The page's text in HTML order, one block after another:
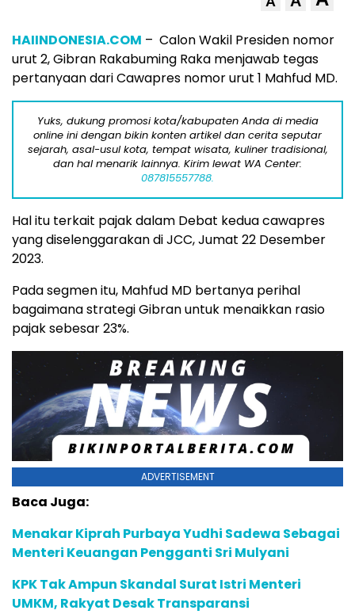
HAIINDONESIA.COM – Calon Wakil Presiden nomor
urut 2, Gibran Rakabuming Raka menjawab tegas
pertanyaan dari Cawapres nomor urut 1 Mahfud MD.
Yuks, dukung promosi kota/kabupaten Anda di media
online ini dengan bikin konten artikel dan cerita seputar
sejarah, asal-usul kota, tempat wisata, kuliner tradisional,
dan hal menarik lainnya. Kirim lewat WA Center:
087815557788.
Hal itu terkait pajak dalam Debat kedua cawapres
yang diselenggarakan di JCC, Jumat 22 Desember
2023.
Pada segmen itu, Mahfud MD bertanya perihal
bagaimana strategi Gibran untuk menaikkan rasio
pajak sebesar 23%.
ADVERTISEMENT
Baca Juga:
Menakar Kiprah Purbaya Yudhi Sadewa Sebagai
Menteri Keuangan Pengganti Sri Mulyani
KPK Tak Ampun Skandal Surat Istri Menteri
UMKM, Rakyat Desak Transparansi